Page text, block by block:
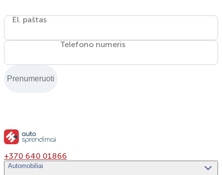
El. paštas
Telefono numeris
Prenumeruoti
+370 640 01866
Automobiliai